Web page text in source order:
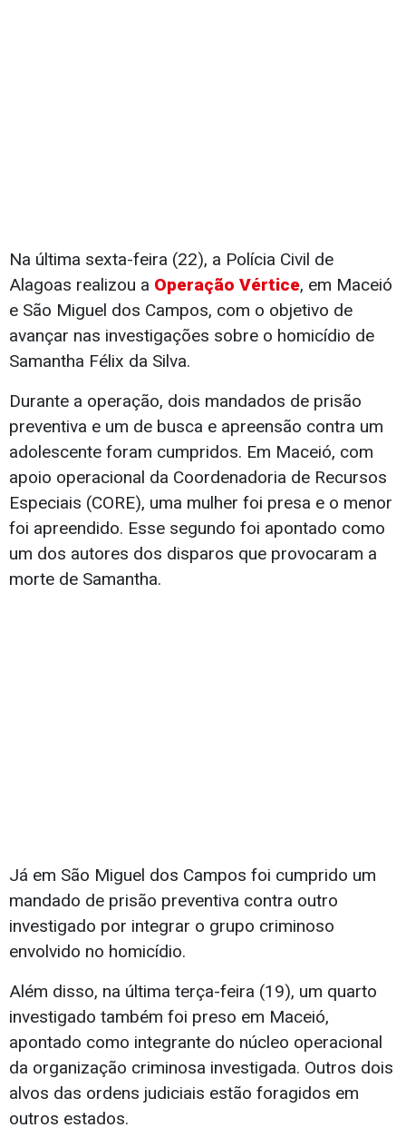
Na última sexta-feira (22), a Polícia Civil de
Alagoas realizou a Operação Vértice, em Maceió
e São Miguel dos Campos, com o objetivo de
avançar nas investigações sobre o homicídio de
Samantha Félix da Silva.
Durante a operação, dois mandados de prisão
preventiva e um de busca e apreensão contra um
adolescente foram cumpridos. Em Maceió, com
apoio operacional da Coordenadoria de Recursos
Especiais (CORE), uma mulher foi presa e o menor
foi apreendido. Esse segundo foi apontado como
um dos autores dos disparos que provocaram a
morte de Samantha.
Já em São Miguel dos Campos foi cumprido um
mandado de prisão preventiva contra outro
investigado por integrar o grupo criminoso
envolvido no homicídio.
Além disso, na última terça-feira (19), um quarto
investigado também foi preso em Maceió,
apontado como integrante do núcleo operacional
da organização criminosa investigada. Outros dois
alvos das ordens judiciais estão foragidos em
outros estados.